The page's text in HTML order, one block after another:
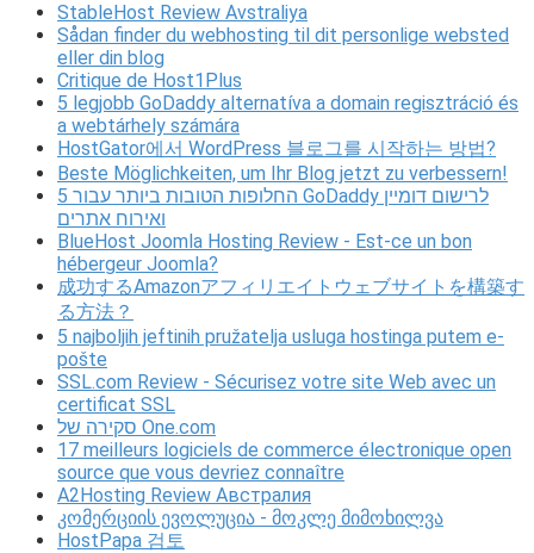
StableHost Review Avstraliya
Sådan finder du webhosting til dit personlige websted
eller din blog
Critique de Host1Plus
5 legjobb GoDaddy alternatíva a domain regisztráció és
a webtárhely számára
HostGator에서 WordPress 블로그를 시작하는 방법?
Beste Möglichkeiten, um Ihr Blog jetzt zu verbessern!
5 החלופות הטובות ביותר עבור GoDaddy לרישום דומיין
ואירוח אתרים
BlueHost Joomla Hosting Review - Est-ce un bon
hébergeur Joomla?
成功するAmazonアフィリエイトウェブサイトを構築す
る方法？
5 najboljih jeftinih pružatelja usluga hostinga putem e-
pošte
SSL.com Review - Sécurisez votre site Web avec un
certificat SSL
סקירה של One.com
17 meilleurs logiciels de commerce électronique open
source que vous devriez connaître
A2Hosting Review Австралия
კომერციის ევოლუცია - მოკლე მიმოხილვა
HostPapa 검토